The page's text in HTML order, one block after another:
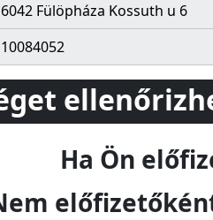
6042 Fülöpháza Kossuth u 6
10084052
Ha Ön